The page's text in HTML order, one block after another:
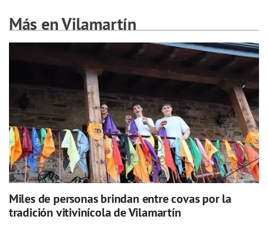
Más en Vilamartín
Miles de personas brindan entre covas por la
tradición vitivinícola de Vilamartín